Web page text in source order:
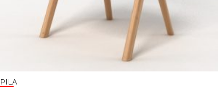
PILA